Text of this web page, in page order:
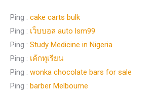
Ping : cake carts bulk
Ping : เว็บบอล auto lsm99
Ping : Study Medicine in Nigeria
Ping : เค้กทุเรียน
Ping : wonka chocolate bars for sale
Ping : barber Melbourne